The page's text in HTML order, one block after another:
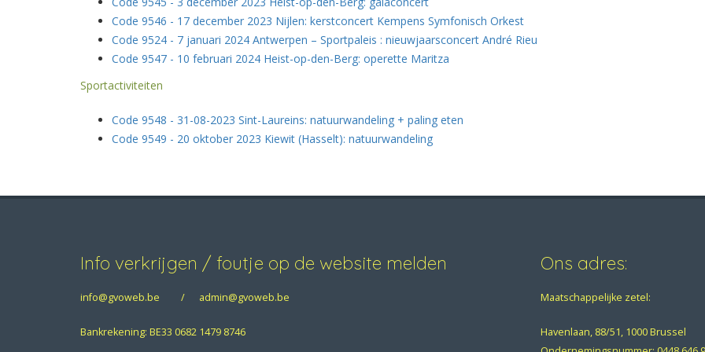
Code 9546 - 17 december 2023 Nijlen: kerstconcert Kempens Symfonisch Orkest
Code 9524 - 7 januari 2024 Antwerpen – Sportpaleis : nieuwjaarsconcert André Rieu
Code 9547 - 10 februari 2024 Heist-op-den-Berg: operette Maritza
Sportactiviteiten
Code 9548 - 31-08-2023 Sint-Laureins: natuurwandeling + paling eten
Code 9549 - 20 oktober 2023 Kiewit (Hasselt): natuurwandeling
Info verkrijgen / foutje op de website melden
info@gvoweb.be / admin@gvoweb.be
Bankrekening: BE33 0682 1479 8746
Ons adres:
Maatschappelijke zetel:
Havenlaan, 88/51, 1000 Brussel